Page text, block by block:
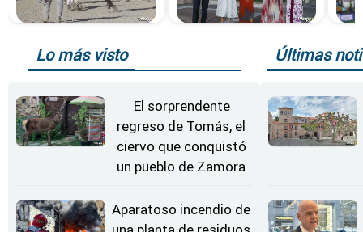
Lo más visto
El sorprendente
regreso de Tomás, el
ciervo que conquistó
un pueblo de Zamora
Aparatoso incendio de
Últimas